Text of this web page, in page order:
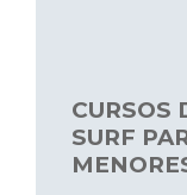
CURSOS
SURF